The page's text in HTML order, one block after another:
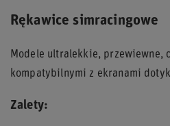
Rękawice simracingowe
Modele ultralekkie, przewiewne,
kompatybilnymi z ekranami
Zalety: